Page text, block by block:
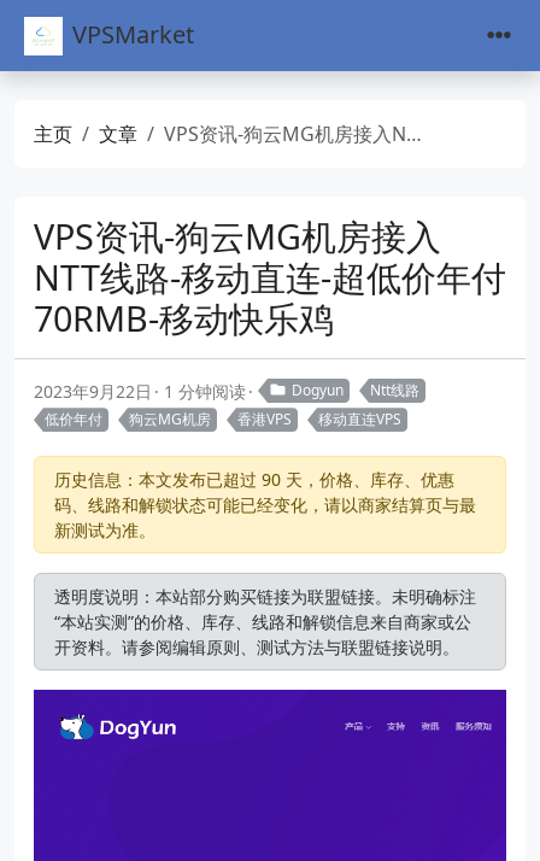
VPSMarket
主页 文章 VPS资讯-狗云MG机房接入NTT线路-移动直连-超低价年付70RMB-移动快乐鸡
VPS资讯-狗云MG机房接入
NTT线路-移动直连-超低价年付
70RMB-移动快乐鸡
2023年9月22日 1 分钟阅读 Dogyun
Ntt线路
低价年付
狗云MG机房 香港VPS 移动直连VPS
历史信息：本文发布已超过 90 天，价格、库存、优惠
码、线路和解锁状态可能已经变化，请以商家结算页与最
新测试为准。
透明度说明：本站部分购买链接为联盟链接。未明确标注
“本站实测”的价格、库存、线路和解锁信息来自商家或公
开资料。请参阅编辑原则、 测试方法与联盟链接说明。